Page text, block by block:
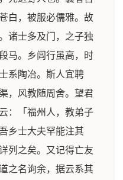
白，被服必儒雅。故
诸士多及门，之子独
马。乡闾行虽高，时
系陶冶。斯人宜聘
，风教随周舍。望君
：「福州人，教弟子
乡士大夫罕能注其
列之矣。又记得亡友
之名询余，据云系其